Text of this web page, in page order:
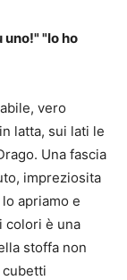
"Io ho
vero
latta, sui lati le
Una fascia
impreziosita
apriamo e
colori è una
stoffa non